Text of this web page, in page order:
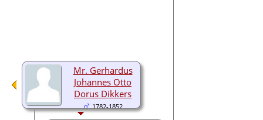
Mr. Gerhardus
Johannes Otto
Dorus Dikkers
1782-1852